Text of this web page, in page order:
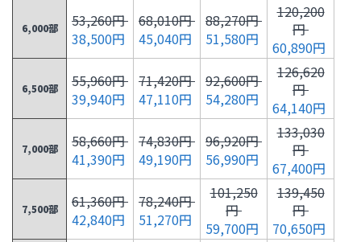
6,000部
53,260円
38,500円
68,010円
45,040円
88,270円
51,580円
120,200
円
60,890円
6,500部
55,960円
39,940円
71,420円
47,110円
92,600円
54,280円
126,620
円
64,140円
7,000部
58,660円
41,390円
74,830円
49,190円
96,920円
56,990円
133,030
円
67,400円
7,500部
61,360円
42,840円
78,240円
51,270円
101,250
円
59,700円
139,450
円
70,650円